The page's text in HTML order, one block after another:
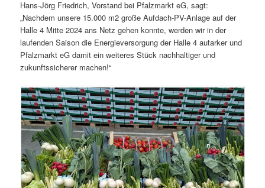
Hans-Jörg Friedrich, Vorstand bei Pfalzmarkt eG, sagt:
„Nachdem unsere 15.000 m2 große Aufdach-PV-Anlage auf der
Halle 4 Mitte 2024 ans Netz gehen konnte, werden wir in der
laufenden Saison die Energieversorgung der Halle 4 autarker und
Pfalzmarkt eG damit ein weiteres Stück nachhaltiger und
zukunftssicherer machen!“